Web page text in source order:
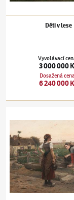
Děti v lese
Vyvolávací
3 000 000
Dosažená
6 240 000